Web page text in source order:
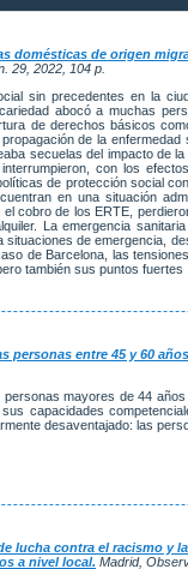
domésticas de origen
29, 2022, 104 p.
sin precedentes en la
abocó a muchas
de derechos básicos
de la
secuelas del impacto de
con los
de protección social
en una situación
cobro de los ERTE,
La emergencia
de emergencia,
de Barcelona, las
también sus puntos fuertes
personas entre 45 y 60
mayores de 44
capacidades
desaventajado: las
lucha contra el racismo y
a nivel local. Madrid,